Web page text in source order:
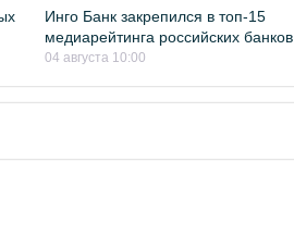
Инго Банк закрепился в топ-15
медиарейтинга российских банков
04 августа 10:00